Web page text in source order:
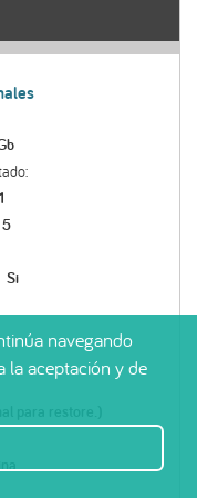
1
5
Si
navegando
la aceptación y de